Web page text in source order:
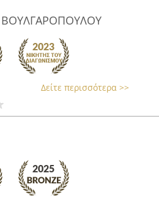
ΒΟΥΛΓΑΡΟΠΟΥΛΟΥ
Δείτε περισσότερα >>